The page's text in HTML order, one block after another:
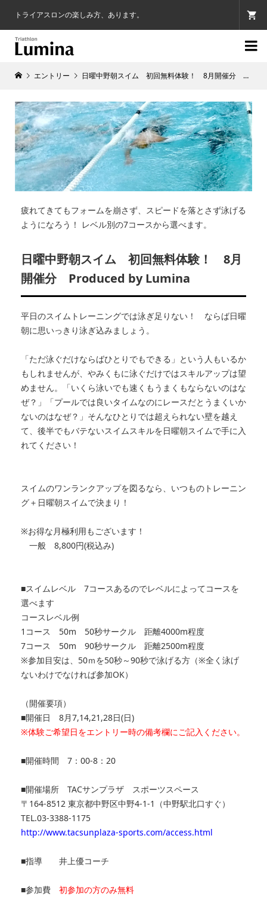
トライアスロンの楽しみ方、あります。

エントリー 日曜中野朝スイム 初回無料体験！ 8月開催分 Produced by Lumina
疲れてきてもフォームを崩さず、スピードを落とさず泳げる
ようになろう！ レベル別の7コースから選べます。
日曜中野朝スイム 初回無料体験！ 8月
開催分 Produced by Lumina
平日のスイムトレーニングでは泳ぎ足りない！ ならば日曜
朝に思いっきり泳ぎ込みましょう。
「ただ泳ぐだけならばひとりでもできる」という人もいるか
もしれませんが、やみくもに泳ぐだけではスキルアップは望
めません。「いくら泳いでも速くもうまくもならないのはな
ぜ？」「プールでは良いタイムなのにレースだとうまくいか
ないのはなぜ？」そんなひとりでは超えられない壁を越え
て、後半でもバテないスイムスキルを日曜朝スイムで手に入
れてください！
スイムのワンランクアップを図るなら、いつものトレーニン
グ＋日曜朝スイムで決まり！
※お得な月極利用もございます！
一般 8,800円(税込み)
■スイムレベル 7コースあるのでレベルによってコースを
選べます
コースレベル例
1コース 50m 50秒サークル 距離4000m程度
7コース 50m 90秒サークル 距離2500m程度
※参加目安は、50ｍを50秒～90秒で泳げる方（※全く泳げ
ないわけでなければ参加OK）
（開催要項）
■開催日 8月7,14,21,28日(日)
※体験ご希望日をエントリー時の備考欄にご記入ください。
■開催時間 7：00-8：20
■開催場所 TACサンプラザ スポーツスペース
〒164-8512 東京都中野区中野4-1-1（中野駅北口すぐ）
TEL.03-3388-1175
http://www.tacsunplaza-sports.com/access.html
■指導 井上優コーチ
■参加費 初参加の方のみ無料